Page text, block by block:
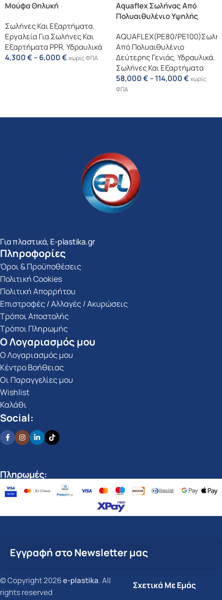
Μούφα Θηλυκή
Σωλήνες Και Εξαρτήματα,
Εργαλεία Για Σωλήνες Και
Εξαρτήματα PPR,Υδραυλικά
4,300€–6,000€χωρίς ΦΠΑ
Aquaflex Σωλήνας Από
Πολυαιθυλένιο Υψηλής
AQUAFLEX(PE80/
Από Πολυαιθυλένιο
Δεύτερης Γενιάς,Υδραυλικά,
Σωλήνες Και Εξαρτήματα
58,000€–114,000€χωρίς
ΦΠΑ
Για πλαστικά, E-plastika.gr
Πληροφορίες
Όροι & Προϋποθέσεις
Πολιτική Cookies
Πολιτική Απορρήτου
Επιστροφές / Αλλαγές / Ακυρώσεις
Τρόποι Αποστολής
Τρόποι Πληρωμής
Ο Λογαριασμός μου
Ο Λογαριασμός μου
Κέντρο Βοήθειας
Οι Παραγγελίες μου
Wishlist
Καλάθι
Social:
Πληρωμές:
Εγγραφή στο Newsletter μας
© Copyright 2026e-plastika. All
rights reserved
Σχετικά Με Εμάς